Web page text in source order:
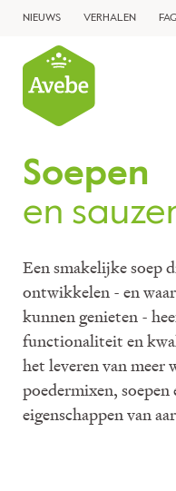
NIEUWS VERHALEN
Soepen
en
Een smakelijke soep
ontwikkelen - en
kunnen genieten -
functionaliteit en
het leveren van meer
poedermixen, soepen
eigenschappen van